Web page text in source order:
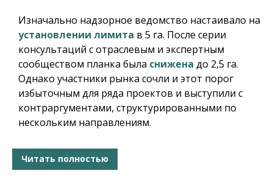
Изначально надзорное ведомство настаивало на
установлении лимита в 5 га. После серии
консультаций с отраслевым и экспертным
сообществом планка была снижена до 2,5 га.
Однако участники рынка сочли и этот порог
избыточным для ряда проектов и выступили с
контраргументами, структурированными по
нескольким направлениям.
Читать полностью